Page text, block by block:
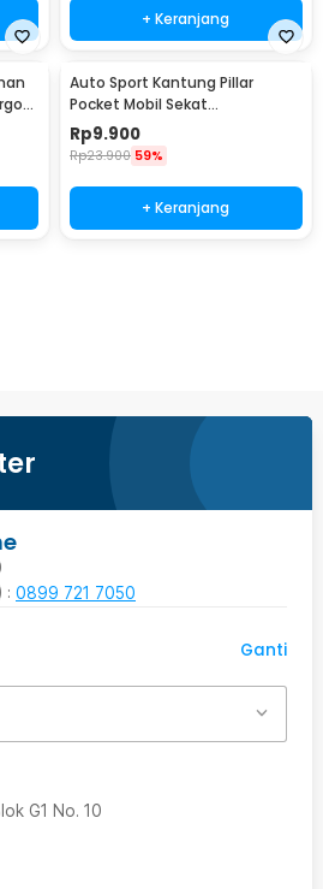
+ Keranjang
Auto Sport Kantung Pillar
Pocket Mobil Sekat
Penyimpanan Barang - KMS-
933
Rp9.900
Rp23.900 59%
+ Keranjang
: 0899 721 7050
Ganti
G1 No. 10